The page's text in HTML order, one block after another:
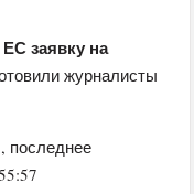
заявку на
журналисты
, последнее